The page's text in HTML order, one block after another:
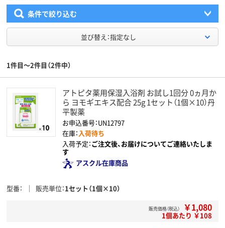
条件で絞り込む
並び替え：指定なし
1件目～2件目（2件中）
アトピタ薬用保湿入浴剤 お試し1回分 0ヵ月か
ら ヨモギエキス配合 25g 1セット（1個×10）丹
平製薬
お申込番号：UN12797
在庫：入荷待ち
入荷予定：ご注文後、お届けについてご連絡いたしま
す
アスクル在庫商品
型番 販売単位 1セット（1個×10）
販売価格（税込） ￥1,080
1個あたり ￥108